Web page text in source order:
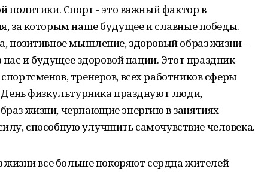
политики. Спорт - это важный фактор в
за которым наше будущее и славные победы.
позитивное мышление, здоровый образ жизни –
нас и будущее здоровой нации. Этот праздник
тренеров, всех работников сферы
физкультурника празднуют люди,
жизни, черпающие энергию в занятиях
способную улучшить самочувствие человека.
жизни все больше покоряют сердца жителей